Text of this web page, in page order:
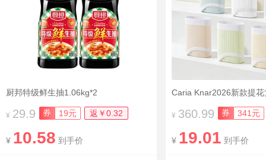
厨邦特级鲜生抽1.06kg*2
¥ 29.9 券 19元 返￥0.32
¥ 10.58 到手价
Caria Knar2026新款提
¥ 360.99 券 341元
¥ 19.01 到手价